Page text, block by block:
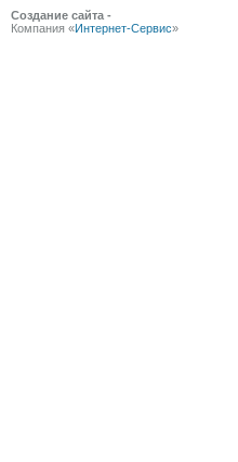
Создание сайта -
Компания «Интернет-Сервис»